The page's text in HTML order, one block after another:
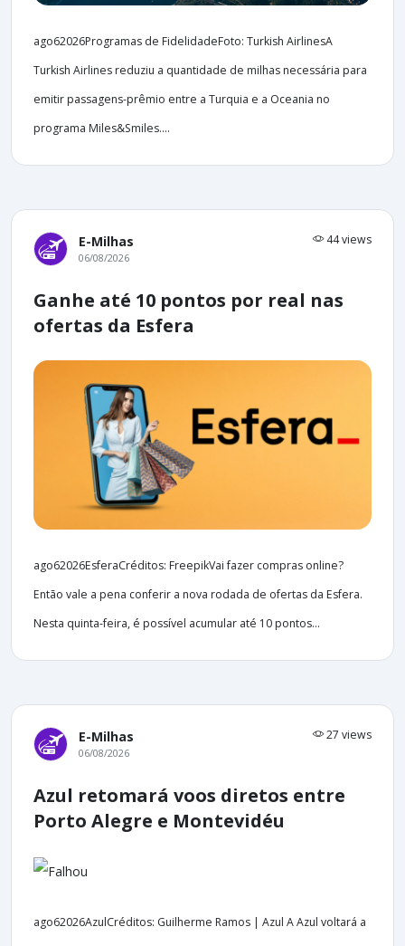
ago62026Programas de FidelidadeFoto: Turkish AirlinesA
Turkish Airlines reduziu a quantidade de milhas necessária para
emitir passagens-prêmio entre a Turquia e a Oceania no
programa Miles&Smiles....
E-Milhas 44 views
06/08/2026
Ganhe até 10 pontos por real nas
ofertas da Esfera
ago62026EsferaCréditos: FreepikVai fazer compras online?
Então vale a pena conferir a nova rodada de ofertas da Esfera.
Nesta quinta-feira, é possível acumular até 10 pontos...
E-Milhas 27 views
06/08/2026
Azul retomará voos diretos entre
Porto Alegre e Montevidéu
ago62026AzulCréditos: Guilherme Ramos | Azul A Azul voltará a